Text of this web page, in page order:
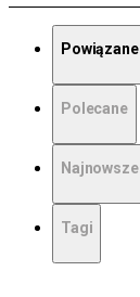
Powiązane
Polecane
Najnowsze
Tagi